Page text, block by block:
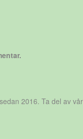
2016. Ta del av